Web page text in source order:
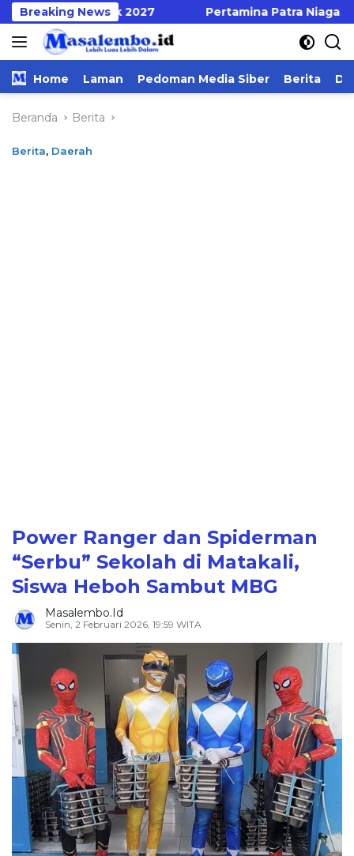
Langsung
ke
konten
Breaking News
2027 Pertamina Patra Niaga Regional
Home Laman Pedoman Media Siber Berita
Beranda Berita
Berita, Daerah
Power Ranger dan Spiderman
“Serbu” Sekolah di Matakali,
Siswa Heboh Sambut MBG
Masalembo.id
Senin, 2 Februari 2026, 19:59 WITA